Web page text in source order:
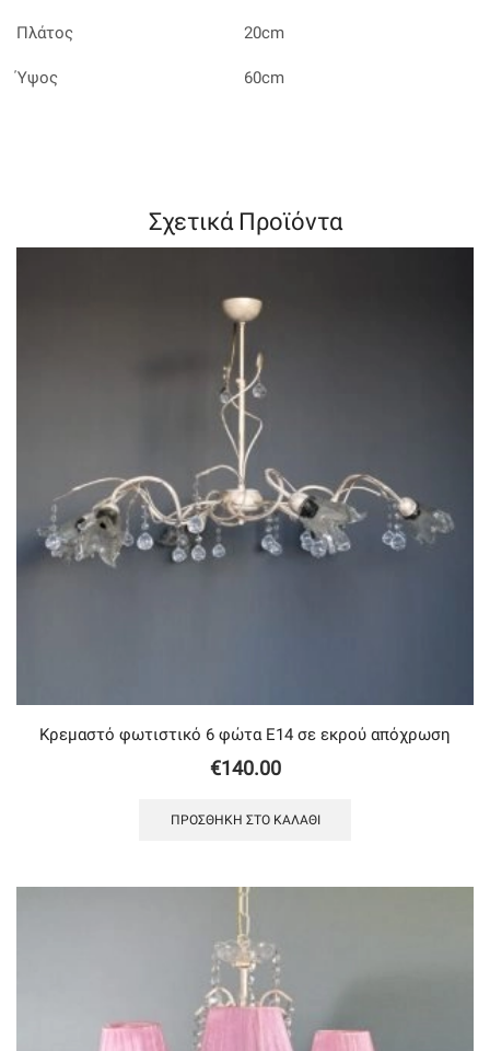
Πλάτος 20cm
Ύψος 60cm
Σχετικά Προϊόντα
Κρεμαστό φωτιστικό 6 φώτα Ε14 σε εκρού απόχρωση
€140.00
ΠΡΟΣΘΉΚΗ ΣΤΟ ΚΑΛΆΘΙ